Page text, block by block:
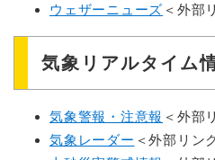
ウェザーニューズ ＜外部
気象リアルタイム
気象警報・注意報 ＜外部
気象レーダー ＜外部リン